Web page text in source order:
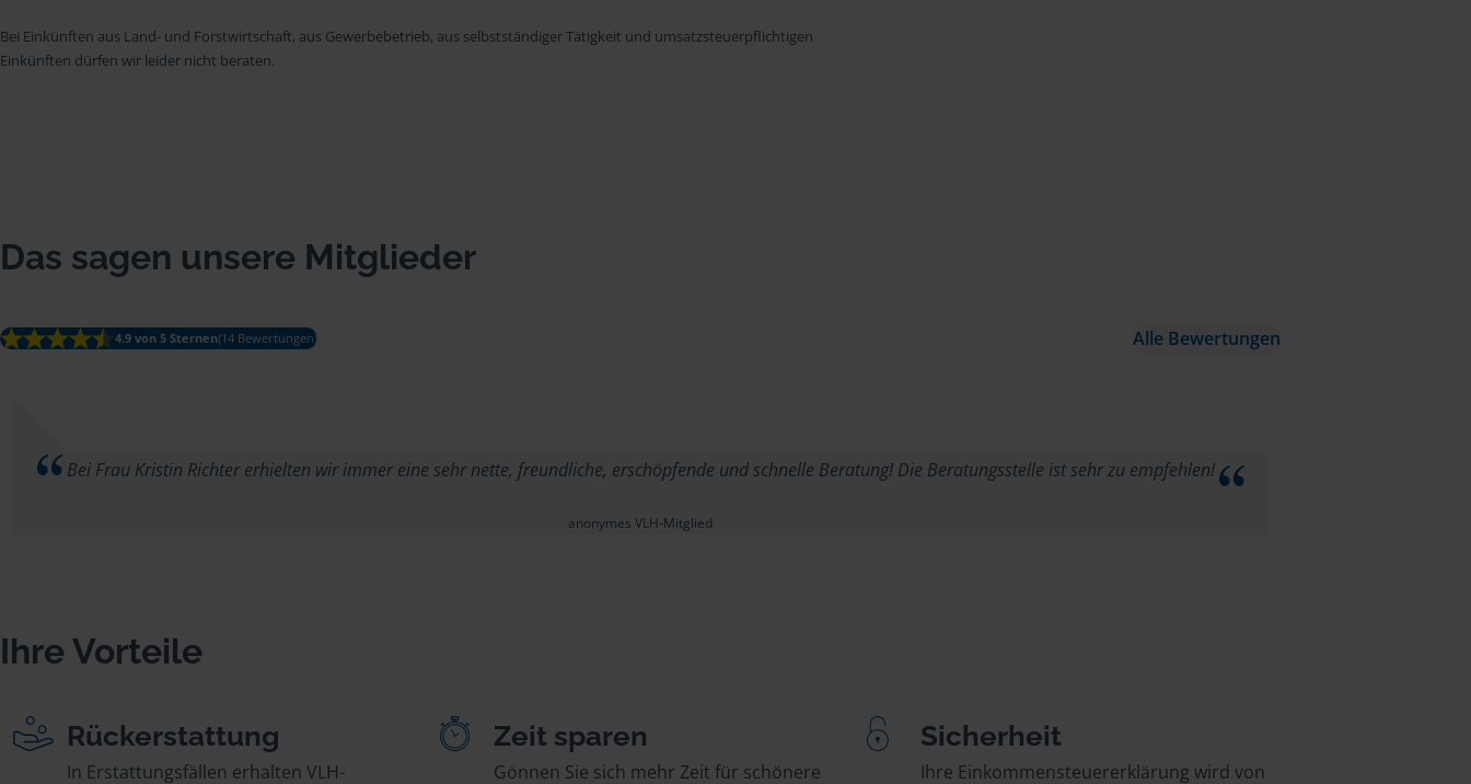
Bei Einkünften aus Land- und Forstwirtschaft, aus Gewerbebetrieb, aus selbstständiger Tätigkeit und umsatzsteuerpflichtigen
Einkünften dürfen wir leider nicht beraten.
Das sagen unsere Mitglieder
4.9 von 5 Sternen(14 Bewertungen) Alle Bewertungen
Bei Frau Kristin Richter erhielten wir immer eine sehr nette, freundliche, erschöpfende und schnelle Beratung! Die Beratungsstelle ist sehr zu empfehlen!
anonymes VLH-Mitglied
Ihre Vorteile
Rückerstattung
In Erstattungsfällen erhalten VLH-
Zeit sparen
Gönnen Sie sich mehr Zeit für schönere
Sicherheit
Ihre Einkommensteuererklärung wird von